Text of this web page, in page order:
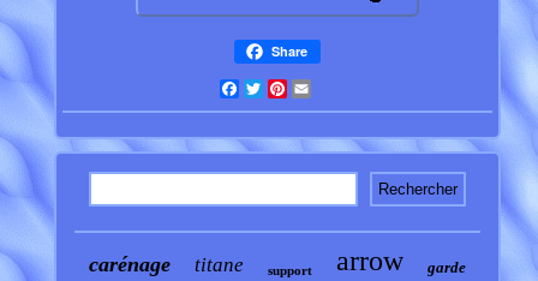
Share
Facebook
TwitterPinterest
carénage titane support arrow garde